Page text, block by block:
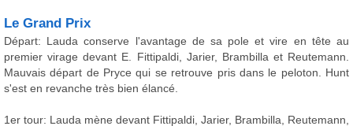
Le Grand Prix
Départ: Lauda conserve l'avantage de sa pole et vire en tête au
premier virage devant E. Fittipaldi, Jarier, Brambilla et Reutemann.
Mauvais départ de Pryce qui se retrouve pris dans le peloton. Hunt
s'est en revanche très bien élancé.
1er tour: Lauda mène devant Fittipaldi, Jarier, Brambilla, Reutemann,